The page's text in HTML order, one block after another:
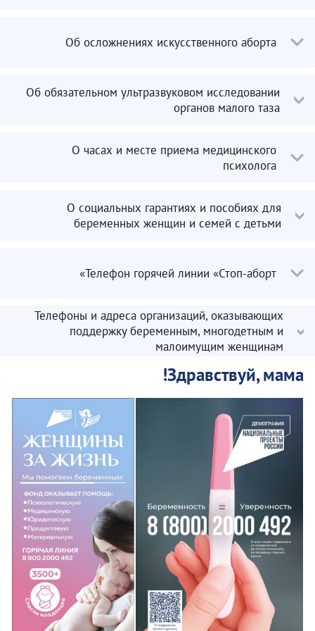
Об осложнениях искусственного аборта
Об обязательном ультразвуковом исследовании
органов малого таза
О часах и месте приема медицинского
психолога
О социальных гарантиях и пособиях для
беременных женщин и семей с детьми
Телефон горячей линии «Стоп-аборт»
Телефоны и адреса организаций, оказывающих
поддержку беременным, многодетным и
малоимущим женщинам
Здравствуй, мама!